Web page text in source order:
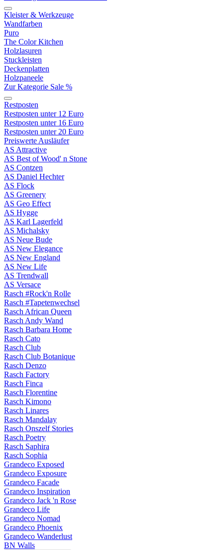
Kleister & Werkzeuge
Wandfarben
Puro
The Color Kitchen
Holzlasuren
Stuckleisten
Deckenplatten
Holzpaneele
Zur Kategorie Sale %
Restposten
Restposten unter 12 Euro
Restposten unter 16 Euro
Restposten unter 20 Euro
Preiswerte Ausläufer
AS Attractive
AS Best of Wood' n Stone
AS Contzen
AS Daniel Hechter
AS Flock
AS Greenery
AS Geo Effect
AS Hygge
AS Karl Lagerfeld
AS Michalsky
AS Neue Bude
AS New Elegance
AS New England
AS New Life
AS Trendwall
AS Versace
Rasch #Rock'n Rolle
Rasch #Tapetenwechsel
Rasch African Queen
Rasch Andy Wand
Rasch Barbara Home
Rasch Cato
Rasch Club
Rasch Club Botanique
Rasch Denzo
Rasch Factory
Rasch Finca
Rasch Florentine
Rasch Kimono
Rasch Linares
Rasch Mandalay
Rasch Onszelf Stories
Rasch Poetry
Rasch Saphira
Rasch Sophia
Grandeco Exposed
Grandeco Exposure
Grandeco Facade
Grandeco Inspiration
Grandeco Jack 'n Rose
Grandeco Life
Grandeco Nomad
Grandeco Phoenix
Grandeco Wanderlust
BN Walls